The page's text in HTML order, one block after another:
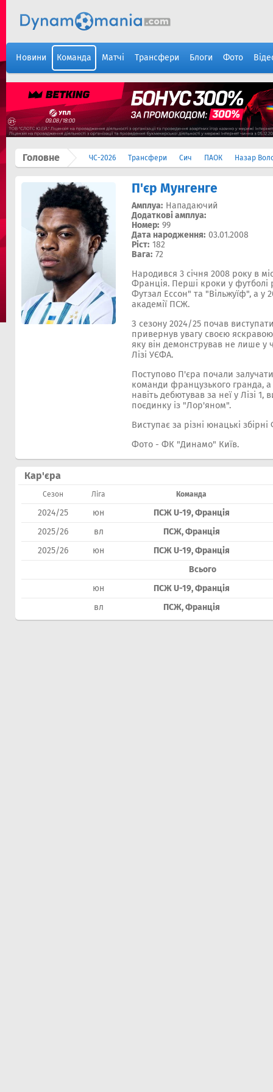
Новини Команда Матчі Трансфери Блоги Фото
Головне ЧС-2026 Трансфери Сич ПАОК Назар
П'єр Мунгенге
Амплуа: Нападаючий
Додаткові амплуа:
Номер: 99
Дата народження: 03.01.2008
Ріст: 182
Вага: 72
Народився 3 січня 2008 року в
Франція. Перші кроки у футболі
Футзал Ессон" та "Вільжуїф", а у
академії ПСЖ.
З сезону 2024/25 почав
привернув увагу своєю
яку він демонстрував не лише у
Лізі УЄФА.
Поступово П'єра почали
команди французького гранда, а
навіть дебютував за неї у Лізі
поєдинку із "Лор'яном".
Виступає за різні юнацькі збірні
Фото - ФК "Динамо" Київ.
Кар'єра
Сезон Ліга Команда
2024/25 юн
ПСЖ U-19, Франція
2025/26
вл
ПСЖ, Франція
2025/26
юн
ПСЖ U-19, Франція
Всього
юн
ПСЖ U-19, Франція
вл
ПСЖ, Франція